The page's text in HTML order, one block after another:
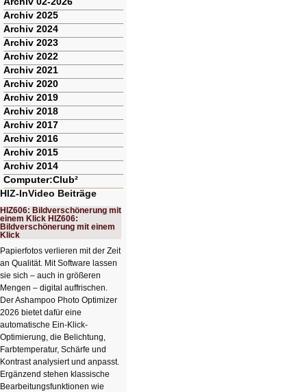
Archiv 2025
Archiv 2024
Archiv 2023
Archiv 2022
Archiv 2021
Archiv 2020
Archiv 2019
Archiv 2018
Archiv 2017
Archiv 2016
Archiv 2015
Archiv 2014
Computer:Club²
HIZ-InVideo Beiträge
HIZ606: Bildverschönerung mit
einem Klick HIZ606:
Bildverschönerung mit einem
Klick
Papierfotos verlieren mit der Zeit
an Qualität. Mit Software lassen
sie sich – auch in größeren
Mengen – digital auffrischen.
Der Ashampoo Photo Optimizer
2026 bietet dafür eine
automatische Ein-Klick-
Optimierung, die Belichtung,
Farbtemperatur, Schärfe und
Kontrast analysiert und anpasst.
Ergänzend stehen klassische
Bearbeitungsfunktionen wie